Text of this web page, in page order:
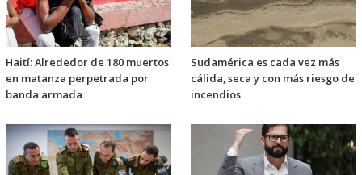
Haití: Alrededor de 180 muertos
en matanza perpetrada por
banda armada
Sudamérica es cada vez más
cálida, seca y con más riesgo de
incendios